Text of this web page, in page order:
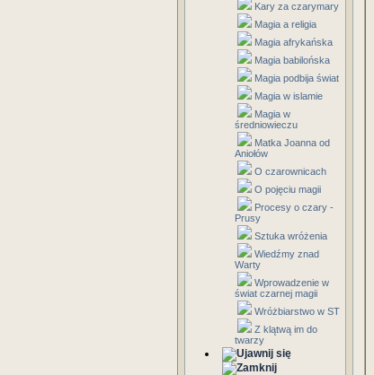
Kary za czarymary
Magia a religia
Magia afrykańska
Magia babilońska
Magia podbija świat
Magia w islamie
Magia w
średniowieczu
Matka Joanna od
Aniołów
O czarownicach
O pojęciu magii
Procesy o czary -
Prusy
Sztuka wróżenia
Wiedźmy znad
Warty
Wprowadzenie w
świat czarnej magii
Wróżbiarstwo w ST
Z klątwą im do
twarzy